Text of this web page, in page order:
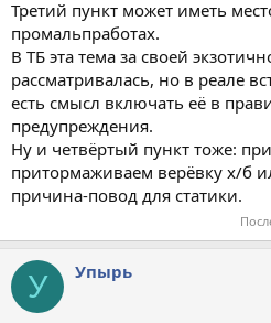
Третий пункт может иметь
промальпработах.
В ТБ эта тема за своей
рассматривалась, но в реале
есть смысл включать её в
предупреждения.
Ну и четвёртый пункт тоже:
притормаживаем верёвку х/б
причина-повод для статики.
У Упырь